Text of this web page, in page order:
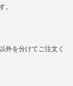
。
外を分けてご注文く